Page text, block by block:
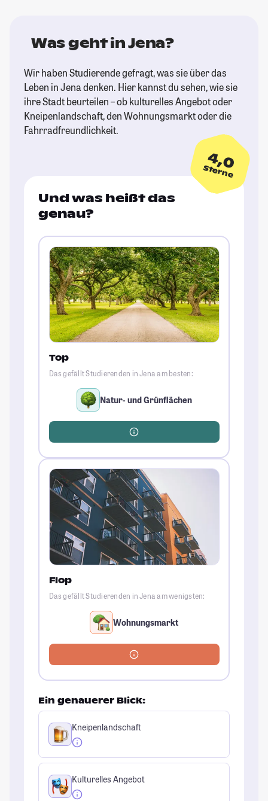
Was geht in Jena?
Wir haben Studierende gefragt, was sie über das
Leben in Jena denken. Hier kannst du sehen, wie sie
ihre Stadt beurteilen – ob kulturelles Angebot oder
Kneipenlandschaft, den Wohnungsmarkt oder die
Fahrradfreundlichkeit.
4,0
Sterne
Und was heißt das
genau?
Top
Das gefällt Studierenden in Jena am besten:
Natur- und Grünflächen
Flop
Das gefällt Studierenden in Jena am wenigsten:
Wohnungsmarkt
Ein genauerer Blick:
Kneipenlandschaft
Kulturelles Angebot